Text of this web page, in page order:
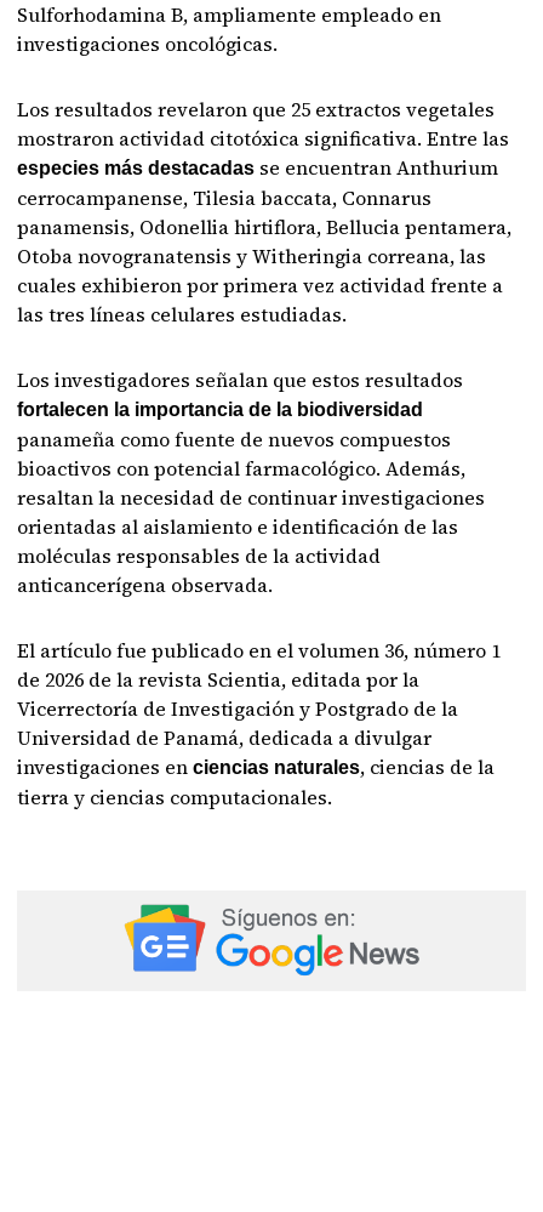
Sulforhodamina B, ampliamente empleado en
investigaciones oncológicas.
Los resultados revelaron que 25 extractos vegetales
mostraron actividad citotóxica significativa. Entre las
especies más destacadas se encuentran Anthurium
cerrocampanense, Tilesia baccata, Connarus
panamensis, Odonellia hirtiflora, Bellucia pentamera,
Otoba novogranatensis y Witheringia correana, las
cuales exhibieron por primera vez actividad frente a
las tres líneas celulares estudiadas.
Los investigadores señalan que estos resultados
fortalecen la importancia de la biodiversidad
panameña como fuente de nuevos compuestos
bioactivos con potencial farmacológico. Además,
resaltan la necesidad de continuar investigaciones
orientadas al aislamiento e identificación de las
moléculas responsables de la actividad
anticancerígena observada.
El artículo fue publicado en el volumen 36, número 1
de 2026 de la revista Scientia, editada por la
Vicerrectoría de Investigación y Postgrado de la
Universidad de Panamá, dedicada a divulgar
investigaciones enciencias naturales, ciencias de la
tierra y ciencias computacionales.